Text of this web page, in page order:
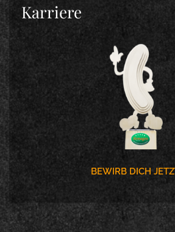
Karriere
BEWIRB DICH